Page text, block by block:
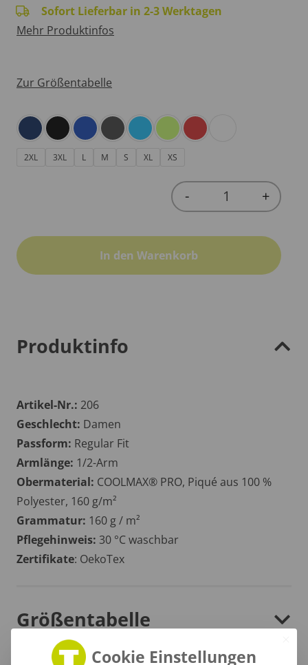
Sofort Lieferbar in 2-3 Werktagen
Mehr Produktinfos
Zur Größentabelle
2XL 3XL L M S XL XS
Quantity
- +
In den Warenkorb
Produktinfo
Artikel-Nr.: 206
Geschlecht: Damen
Passform: Regular Fit
Armlänge: 1/2-Arm
Obermaterial: COOLMAX® PRO, Piqué aus 100 %
Polyester, 160 g/m²
Grammatur: 160 g / m²
Pflegehinweis: 30 °C waschbar
Zertifikate: OekoTex
Größentabelle
Cookie Einstellungen